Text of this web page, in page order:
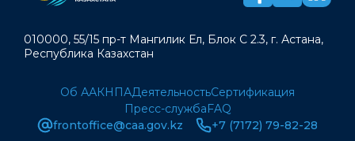
010000, 55/15 пр-т Мангилик Ел, Блок С 2.3, г. Астана,
Республика Казахстан
Об ААКНПАДеятельностьСертификация
Пресс-службаFAQ
frontoffice@caa.gov.kz
+7 (7172) 79-82-28